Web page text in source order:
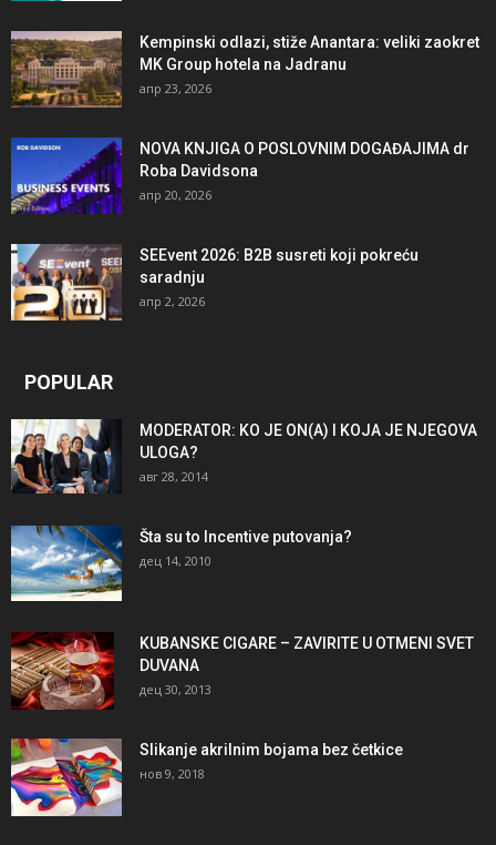
Kempinski odlazi, stiže Anantara: veliki zaokret
MK Group hotela na Jadranu
апр 23, 2026
NOVA KNJIGA O POSLOVNIM DOGAĐAJIMA dr
Roba Davidsona
апр 20, 2026
SEEvent 2026: B2B susreti koji pokreću
saradnju
апр 2, 2026
POPULAR
MODERATOR: KO JE ON(A) I KOJA JE NJEGOVA
ULOGA?
авг 28, 2014
Šta su to Incentive putovanja?
дец 14, 2010
KUBANSKE CIGARE – ZAVIRITE U OTMENI SVET
DUVANA
дец 30, 2013
Slikanje akrilnim bojama bez četkice
нов 9, 2018